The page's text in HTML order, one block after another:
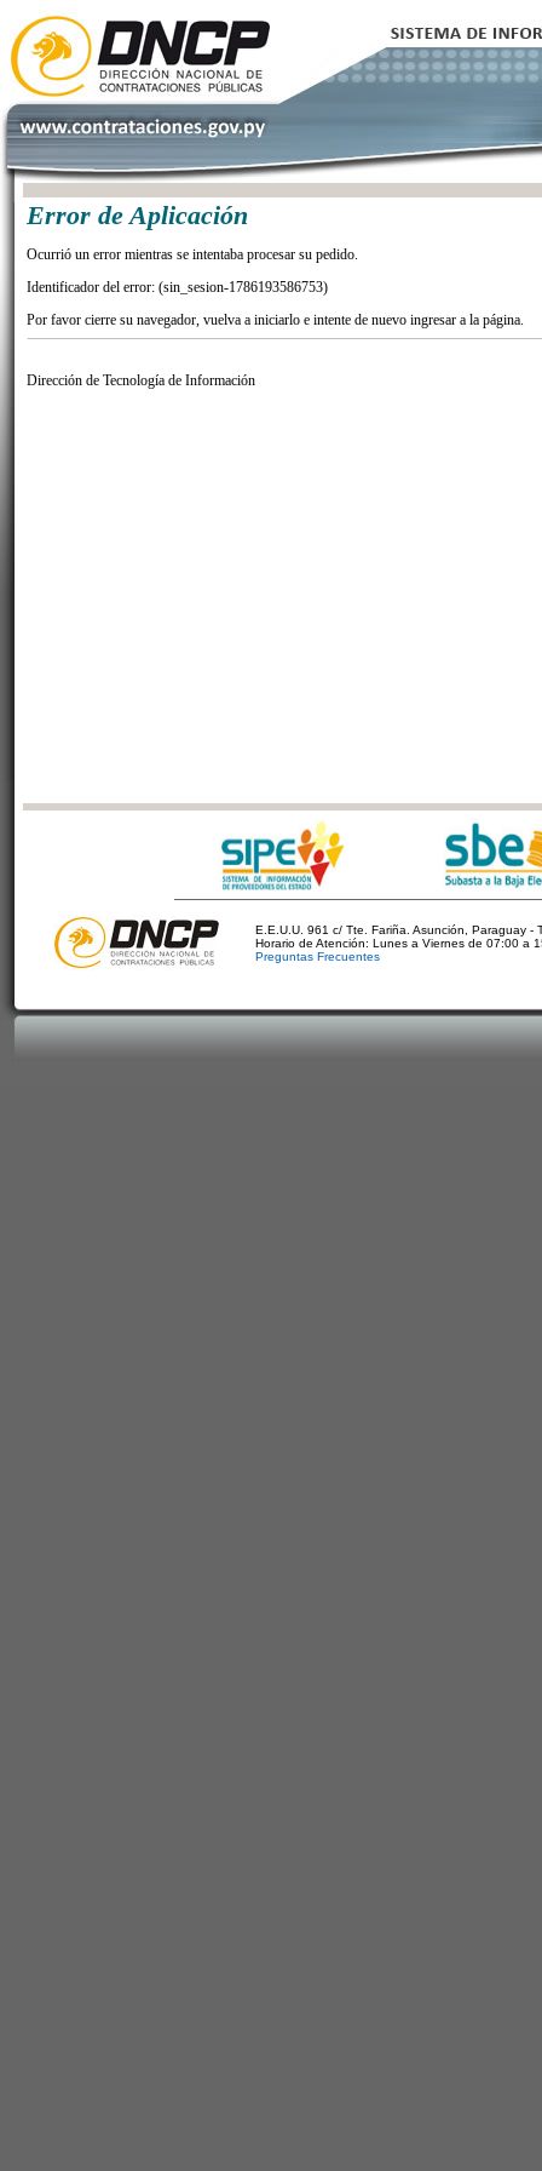
Error de Aplicación
Ocurrió un error mientras se intentaba procesar su pedido.
Identificador del error: (sin_sesion-1786193586753)
Por favor cierre su navegador, vuelva a iniciarlo e intente de nuevo ingresar a la página.
Dirección de Tecnología de Información
E.E.U.U. 961 c/ Tte. Fariña. Asunción, Paraguay -
Horario de Atención: Lunes a Viernes de 07:00 a
Preguntas Frecuentes